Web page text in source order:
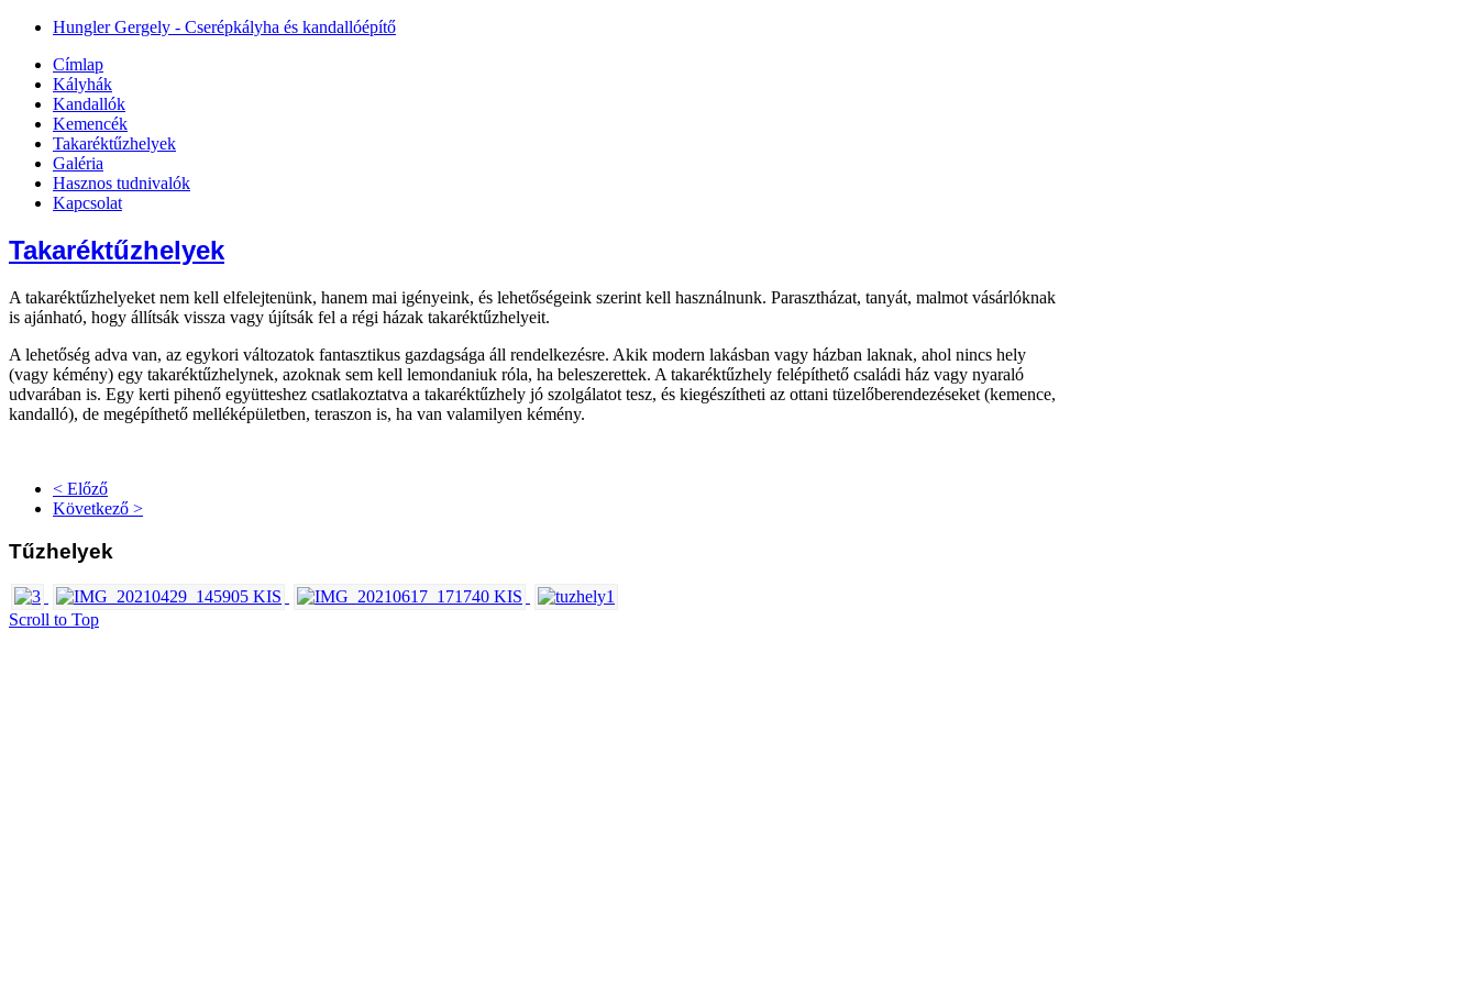
Hungler Gergely - Cserépkályha és kandallóépítő
Címlap
Kályhák
Kandallók
Kemencék
Takaréktűzhelyek
Galéria
Hasznos tudnivalók
Kapcsolat
Takaréktűzhelyek
A takaréktűzhelyeket nem kell elfelejtenünk, hanem mai igényeink, és lehetőségeink szerint kell használnunk. Parasztházat, tanyát, malmot vásárlóknak
is ajánható, hogy állítsák vissza vagy újítsák fel a régi házak takaréktűzhelyeit.
A lehetőség adva van, az egykori változatok fantasztikus gazdagsága áll rendelkezésre. Akik modern lakásban vagy házban laknak, ahol nincs hely
(vagy kémény) egy takaréktűzhelynek, azoknak sem kell lemondaniuk róla, ha beleszerettek. A takaréktűzhely felépíthető családi ház vagy nyaraló
udvarában is. Egy kerti pihenő együtteshez csatlakoztatva a takaréktűzhely jó szolgálatot tesz, és kiegészítheti az ottani tüzelőberendezéseket (kemence,
kandalló), de megépíthető melléképületben, teraszon is, ha van valamilyen kémény.
< Előző
Következő >
Tűzhelyek
Scroll to Top